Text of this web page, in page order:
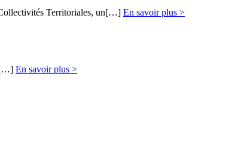
Territoriales, un[…] En savoir plus >
En savoir plus >